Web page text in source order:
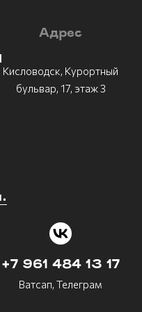
Адрес
Кисловодск, Курортный
бульвар, 17, этаж 3
+7 961 484 13 17
Ватсап, Телеграм